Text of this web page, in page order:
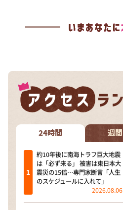
24時間 週間
約10年後に南海トラフ巨大地震
は「必ず来る」 被害は東日本大
震災の15倍…専門家断言「人生
のスケジュールに入れて」
2026.08.06